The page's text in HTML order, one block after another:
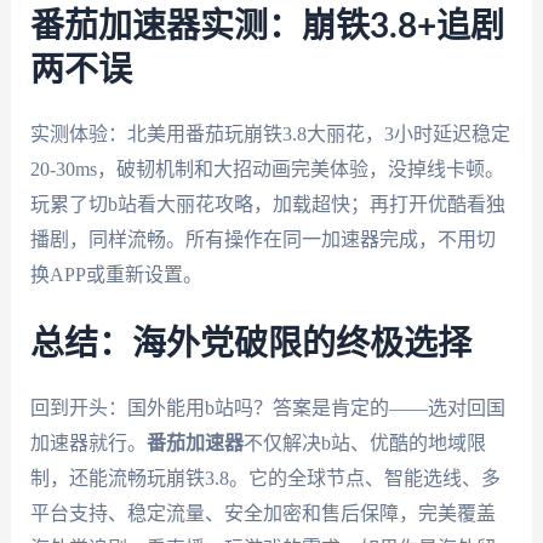
番茄加速器实测：崩铁3.8+追剧
两不误
实测体验：北美用番茄玩崩铁3.8大丽花，3小时延迟稳定
20-30ms，破韧机制和大招动画完美体验，没掉线卡顿。
玩累了切b站看大丽花攻略，加载超快；再打开优酷看独
播剧，同样流畅。所有操作在同一加速器完成，不用切
换APP或重新设置。
总结：海外党破限的终极选择
回到开头：国外能用b站吗？答案是肯定的——选对回国
加速器就行。 番茄加速器不仅解决b站、优酷的地域限
制，还能流畅玩崩铁3.8。它的全球节点、智能选线、多
平台支持、稳定流量、安全加密和售后保障，完美覆盖